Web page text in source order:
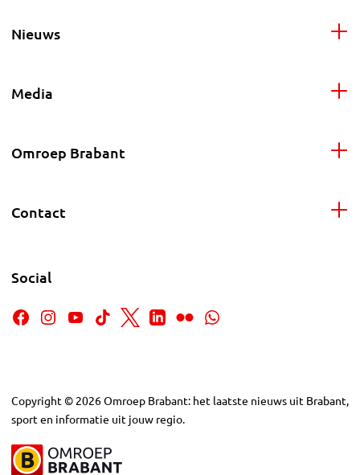
Nieuws
Media
Omroep Brabant
Contact
Social
Copyright © 2026Omroep Brabant: het laatste nieuws uit Brabant,
sport en informatie uit jouw regio.